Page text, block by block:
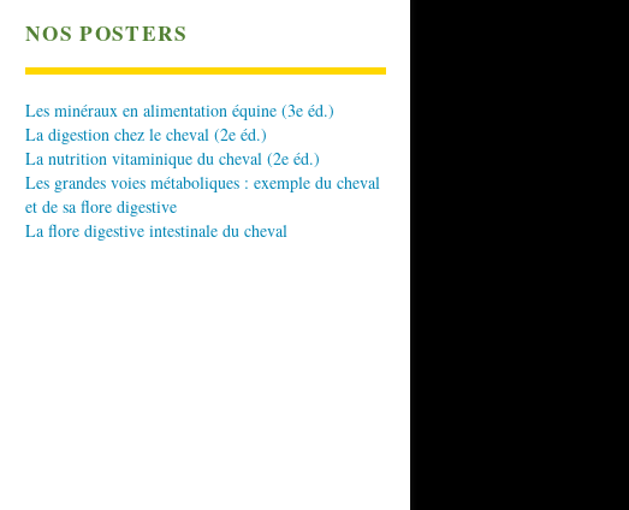
NOS POSTERS
Les minéraux en alimentation équine (3e éd.)
La digestion chez le cheval (2e éd.)
La nutrition vitaminique du cheval (2e éd.)
Les grandes voies métaboliques : exemple du cheval
et de sa flore digestive
La flore digestive intestinale du cheval